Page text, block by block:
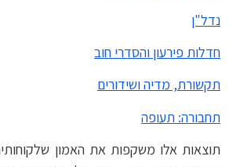
נדל"ן
חדלות פירעון והסדרי חוב
תקשורת, מדיה ושידורים
תחבורה: תעופה
תוצאות אלו משקפות את האמון